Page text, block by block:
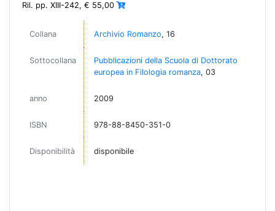
Ril. pp. XIII-242, € 55,00
Collana Archivio Romanzo, 16
Sottocollana
Pubblicazioni della Scuola di Dottorato
europea in Filologia romanza, 03
anno 2009
ISBN 978-88-8450-351-0
Disponibilità disponibile